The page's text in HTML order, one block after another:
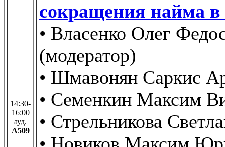
14:30-
16:00
ауд.
А509
сокращения найма
• Власенко Олег
(модератор)
• Шмавонян Саркис
• Семенкин Максим
• Стрельникова